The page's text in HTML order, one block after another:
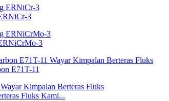
3
3
E71T-11
Fluks Kami...